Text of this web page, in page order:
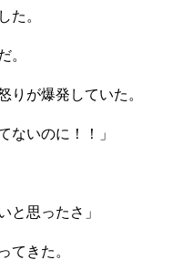
た。
。
りが爆発していた。
ないのに！！」
と思ったさ」
てきた。